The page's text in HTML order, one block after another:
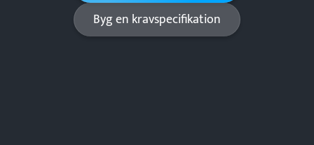
Byg en kravspecifikation